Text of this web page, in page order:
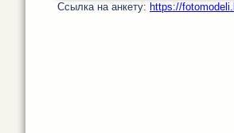
Cсылка на анкету: https://